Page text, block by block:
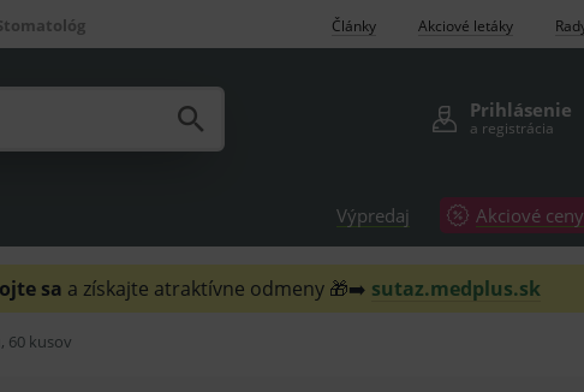
Články Akciové letáky
Prihlásenie
a registrácia
Výpredaj Akciové ceny
sa a získajte atraktívne odmeny 🎁➡️ sutaz.medplus.sk
60 kusov